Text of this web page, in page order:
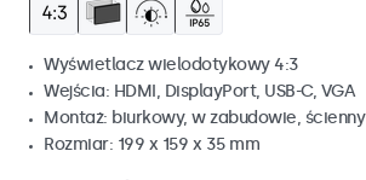
Wyświetlacz wielodotykowy 4:3
Wejścia: HDMI, DisplayPort, USB-C, VGA
Montaż: biurkowy, w zabudowie, ścienny
Rozmiar: 199 x 159 x 35 mm